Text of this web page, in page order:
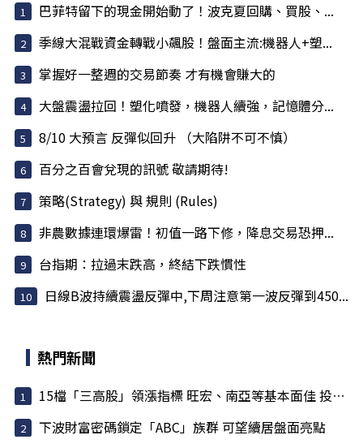
巴菲特留下的現金開始動了！波克夏回購、買股、...
季線大混戰資金轉戰小飆股！盤面主流:機器人+塑...
掌握好一整週的交易節奏 才有機會賺大的
大盤震盪拉回！塑化噴發，機器人續強，記憶體分...
8/10 大預言 反彈似回升 （大陷阱不可不慎）
百分之百會兌現的訊號 敬請期待!
策略(Strategy) 與 規則 (Rules)
非農數據連環爆雷！初值一路下修，降息交易恐押...
台指期：拉過末跌高，終結下跌慣性
日線B波持續震盪反彈中,下周注意第一波反彈到450...
熱門新聞
15檔「三高股」領漲指標 旺宏、南亞等基本面佳 投信大買
下波財富密碼鎖定「ABC」族群 可望續居盤面亮點